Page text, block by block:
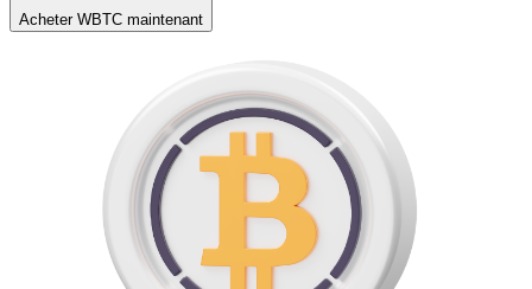
Acheter WBTC maintenant